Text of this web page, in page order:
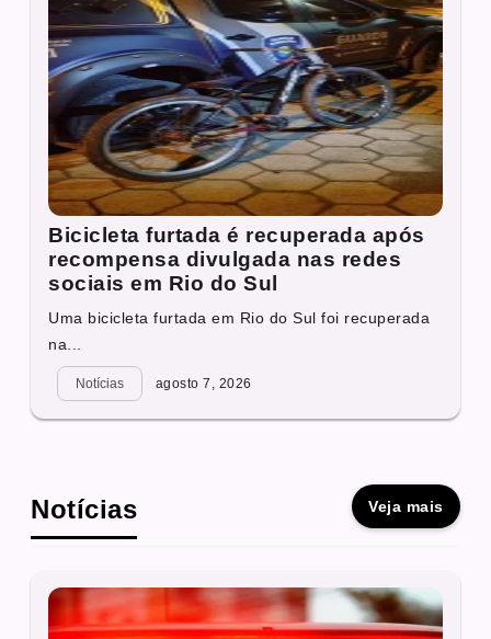
Bicicleta furtada é recuperada após
recompensa divulgada nas redes
sociais em Rio do Sul
Uma bicicleta furtada em Rio do Sul foi recuperada
na...
Notícias agosto 7, 2026
Notícias Veja mais